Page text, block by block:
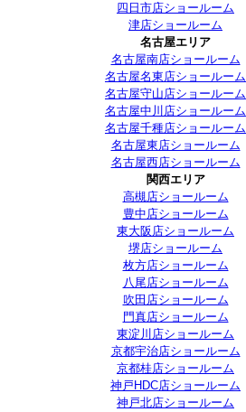
四日市店ショールーム
津店ショールーム
名古屋エリア
名古屋南店ショールーム
名古屋名東店ショールーム
名古屋守山店ショールーム
名古屋中川店ショールーム
名古屋千種店ショールーム
名古屋東店ショールーム
名古屋西店ショールーム
関西エリア
高槻店ショールーム
豊中店ショールーム
東大阪店ショールーム
堺店ショールーム
枚方店ショールーム
八尾店ショールーム
吹田店ショールーム
門真店ショールーム
東淀川店ショールーム
京都宇治店ショールーム
京都桂店ショールーム
神戸HDC店ショールーム
神戸北店ショールーム